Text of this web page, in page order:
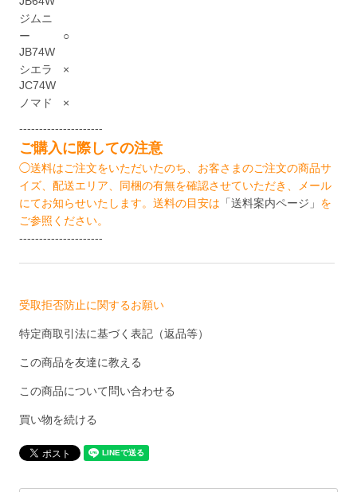
ジムニ
ー
○
JB74W
シエラ
×
JC74W
ノマド
×
---------------------
ご購入に際しての注意
◯送料はご注文をいただいたのち、お客さまのご注文の商品サ
イズ、配送エリア、同梱の有無を確認させていただき、メール
にてお知らせいたします。送料の目安は 「送料案内ページ」 を
ご参照ください。
---------------------
受取拒否防止に関するお願い
特定商取引法に基づく表記（返品等）
この商品を友達に教える
この商品について問い合わせる
買い物を続ける